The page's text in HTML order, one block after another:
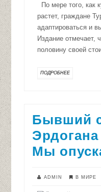
По мере того, как
растет, граждане
адаптироваться и
Издание отмечает,
половину своей
ПОДРОБНЕЕ
Бывший
Мы
ADMIN В МИРЕ